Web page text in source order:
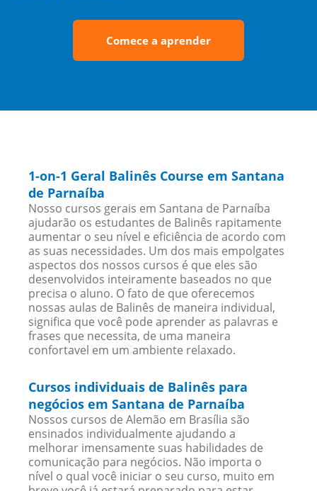
Comece a aprender
1-on-1 Geral Balinês Course em Santana
de Parnaíba
Nosso cursos gerais em Santana de Parnaíba
ajudarão os estudantes de Balinês rapitamente
aumentar o seu nível e eficiência de acordo com
as suas necessidades. Um dos mais empolgates
aspectos dos nossos cursos é que eles são
desenvolvidos inteiramente baseados no que
precisa o aluno. O fato de que oferecemos
nossas aulas de Balinês de maneira individual,
significa que você pode aprender as palavras e
frases que necessita, de uma maneira
confortavel em um ambiente relaxado.
Cursos individuais de Balinês para
negócios em Santana de Parnaíba
Nossos cursos de Alemão em Brasília são
ensinados individualmente ajudando a
melhorar imensamente suas habilidades de
comunicação para negócios. Não importa o
nível o qual você iniciar o seu curso, muito em